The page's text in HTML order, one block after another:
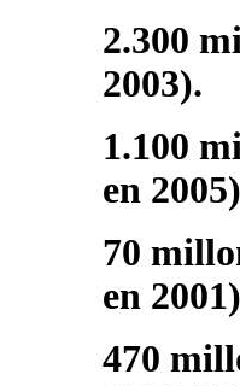
2.300
2003).
1.100
en
70
en
470